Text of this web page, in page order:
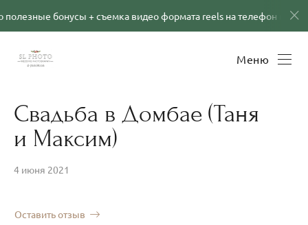
+ съемка видео формата reels на телефон в подарок!
Меню
Свадьба в Домбае (Таня
и Максим)
4 июня 2021
Оставить отзыв